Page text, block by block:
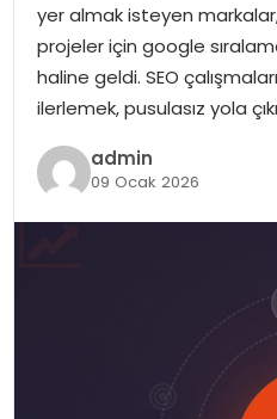
yer almak isteyen
projeler için google
haline geldi. SEO
ilerlemek, pusulasız yola
admin
09 Ocak 2026